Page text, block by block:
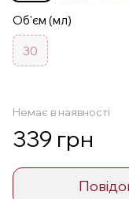
Об'єм (мл)
30
Немає в наявності
339 грн